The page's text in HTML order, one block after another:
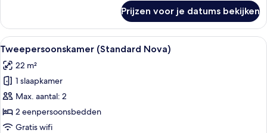
(Wetterhorn)
Prijzen voor je datums bekijken
Alle
foto's
voor
Tweepersoonskamer
(Standard
Nova)
laden
Een hotelkamer met een bed, een
13
Tweepersoonskamer (Standard Nova)
22 m²
1 slaapkamer
Max. aantal: 2
2 eenpersoonsbedden
Gratis wifi